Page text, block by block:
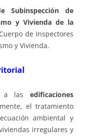
Subinspección de
y Vivienda de la
de Inspectores
y Vivienda.
a las edificaciones
el tratamiento
ambiental y
irregulares y